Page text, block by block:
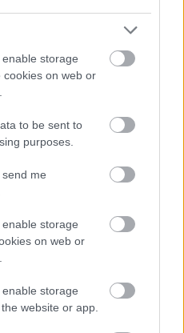
storage
cookies on web or
to be sent to
purposes.
me
storage
on web or
storage
website or app.
τις σημαντικές
στα αποτελέσματα
Google